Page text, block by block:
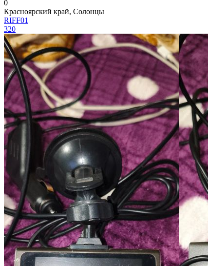
0
Красноярский край, Солонцы
RIFF01
320